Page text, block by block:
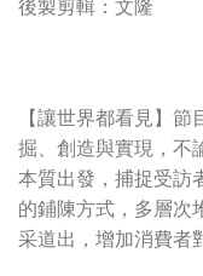
後製剪輯：文隆
【讓世界都看見】
掘、創造與實現，不
本質出發，捕捉受訪
的鋪陳方式，多層次
采道出，增加消費者